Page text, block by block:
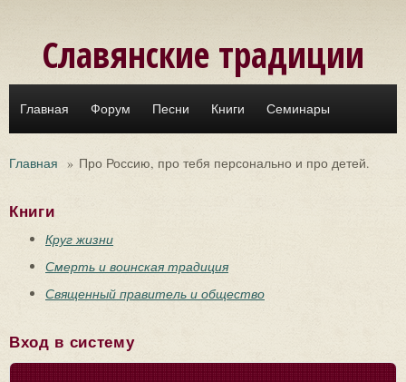
Славянские традиции
Главная Форум Песни Книги Семинары
Главная » Про Россию, про тебя персонально и про детей.
Книги
Круг жизни
Смерть и воинская традиция
Священный правитель и общество
Вход в систему